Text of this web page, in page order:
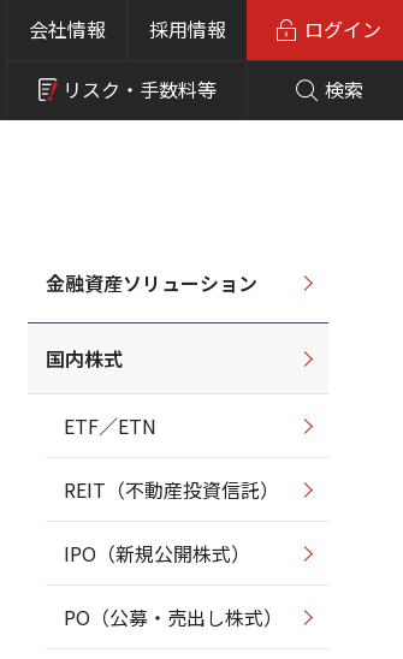
会社情報 採用情報
リスク・ 手数料等 検索
ログイン
金融資産ソリューション
国内株式
ETF／ETN
REIT（不動産投資信託）
IPO（新規公開株式）
PO（公募・売出し株式）